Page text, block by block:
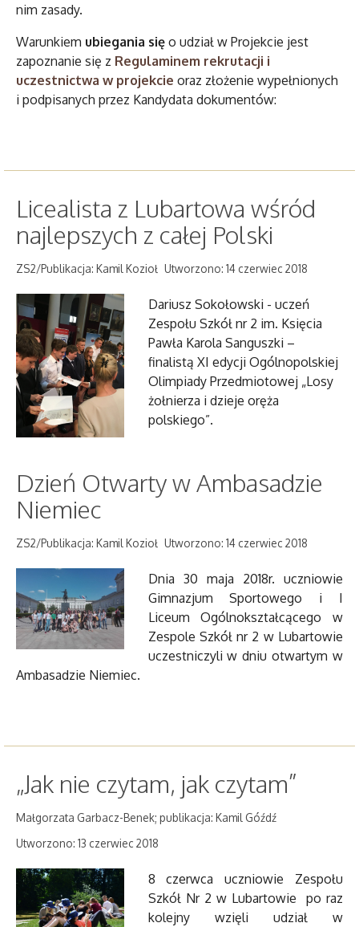
nim zasady.
Warunkiem ubiegania się o udział w Projekcie jest
zapoznanie się z Regulaminem rekrutacji i
uczestnictwa w projekcie oraz złożenie wypełnionych
i podpisanych przez Kandydata dokumentów:
Licealista z Lubartowa wśród
najlepszych z całej Polski
ZS2/Publikacja: Kamil Kozioł Utworzono: 14 czerwiec 2018
Dariusz Sokołowski - uczeń
Zespołu Szkół nr 2 im. Księcia
Pawła Karola Sanguszki –
finalistą XI edycji Ogólnopolskiej
Olimpiady Przedmiotowej „Losy
żołnierza i dzieje oręża
polskiego”.
Dzień Otwarty w Ambasadzie
Niemiec
ZS2/Publikacja: Kamil Kozioł Utworzono: 14 czerwiec 2018
Dnia 30 maja 2018r. uczniowie
Gimnazjum Sportowego i I
Liceum Ogólnokształcącego w
Zespole Szkół nr 2 w Lubartowie
uczestniczyli w dniu otwartym w
Ambasadzie Niemiec.
„Jak nie czytam, jak czytam”
Małgorzata Garbacz-Benek; publikacja: Kamil Góźdź
Utworzono: 13 czerwiec 2018
8 czerwca uczniowie Zespołu
Szkół Nr 2 w Lubartowie po raz
kolejny wzięli udział w